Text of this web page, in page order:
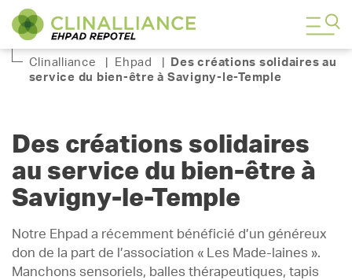
Clinalliance Ehpad
Des créations solidaires au
service du bien-être à Savigny-le-Temple
Des créations solidaires
au service du bien-être à
Savigny-le-Temple
Notre Ehpad a récemment bénéficié d’un généreux
don de la part de l’association « Les Made-laines ».
Manchons sensoriels, balles thérapeutiques, tapis